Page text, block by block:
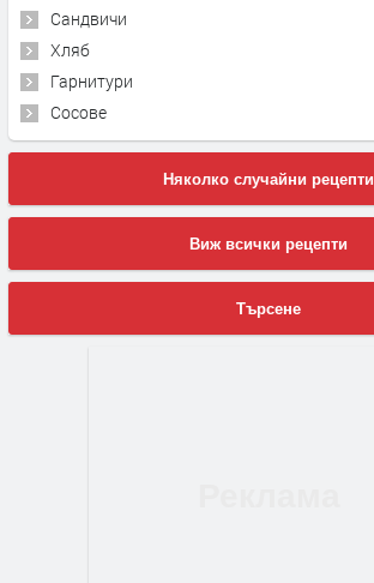
Сандвичи
Хляб
Гарнитури
Сосове
Няколко случайни рецепти
Виж всички рецепти
Търсене